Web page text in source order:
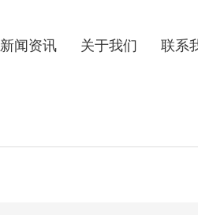
新闻资讯 关于我们 联系